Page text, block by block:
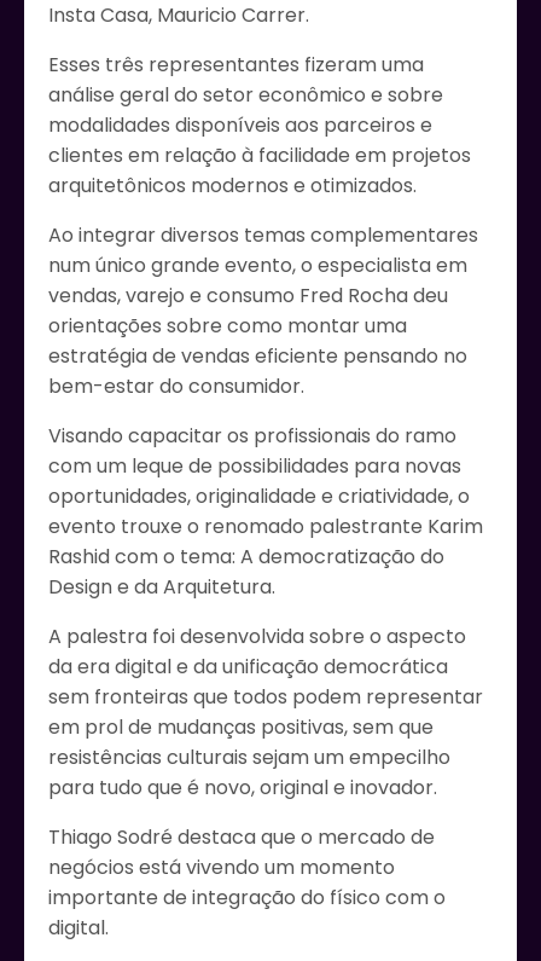
Insta Casa, Mauricio Carrer.
Esses três representantes fizeram uma
análise geral do setor econômico e sobre
modalidades disponíveis aos parceiros e
clientes em relação à facilidade em projetos
arquitetônicos modernos e otimizados.
Ao integrar diversos temas complementares
num único grande evento, o especialista em
vendas, varejo e consumo Fred Rocha deu
orientações sobre como montar uma
estratégia de vendas eficiente pensando no
bem-estar do consumidor.
Visando capacitar os profissionais do ramo
com um leque de possibilidades para novas
oportunidades, originalidade e criatividade, o
evento trouxe o renomado palestrante Karim
Rashid com o tema: A democratização do
Design e da Arquitetura.
A palestra foi desenvolvida sobre o aspecto
da era digital e da unificação democrática
sem fronteiras que todos podem representar
em prol de mudanças positivas, sem que
resistências culturais sejam um empecilho
para tudo que é novo, original e inovador.
Thiago Sodré destaca que o mercado de
negócios está vivendo um momento
importante de integração do físico com o
digital.